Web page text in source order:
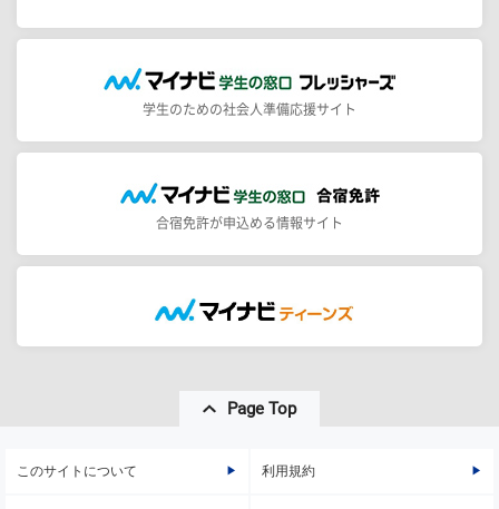
学生のための社会人準備応援サイト
合宿免許が申込める情報サイト
Page Top
このサイトについて 利用規約